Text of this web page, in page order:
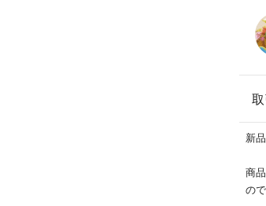
管
＜
※中
※
新
商
の